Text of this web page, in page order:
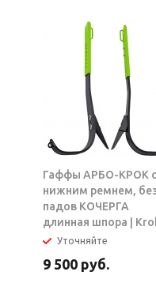
Гаффы АРБО-КРОК с
нижним ремнем,
падов КОЧЕРГА
длинная шпора |
Уточняйте
9 500 руб.